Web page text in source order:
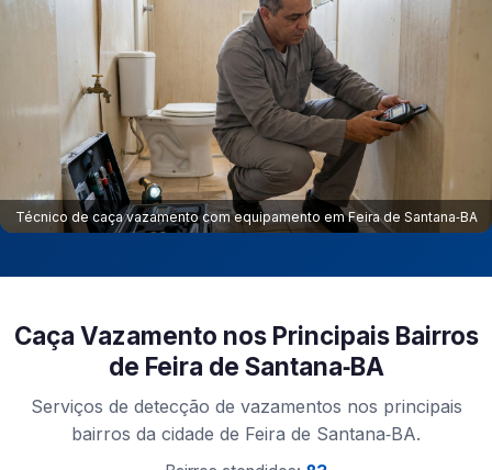
Técnico de caça vazamento com equipamento em Feira de Santana‑BA
Caça Vazamento nos Principais Bairros
de Feira de Santana‑BA
Serviços de detecção de vazamentos nos principais
bairros da cidade de Feira de Santana‑BA.